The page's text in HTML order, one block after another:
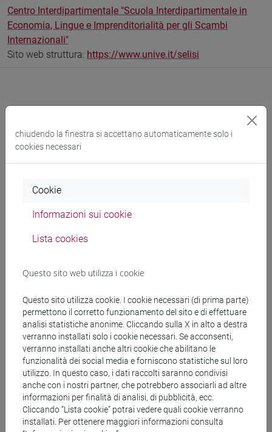
Centro Interdipartimentale "Scuola Interdipartimentale in
Economia, Lingue e Imprenditorialità per gli Scambi
Internazionali"
Sito web struttura: https://www.unive.it/selisi
Didattica
Ricerca
Pubblicazioni
CV
Ricevimento
Martedì 15.00-17.00 a Palazzo Cosulich, secondo piano,
stanza PCos206.
Si prega di controllare gli avvisi per eventuali spostamenti.
Si prega di inviare una mail per segnalare la presenza al
ricevimento e di segnalare un orario di massima, onde
evitare assembramenti e attese innecessarie.
Campus Treviso: vedi orario Venezia; oppure su
appuntamento(scrivere a lucio.decapitani@unive.it) presso
Palazzo San Paolo, studio F(solo se il docente ha lezione o
chiudendo la finestra si accettano automaticamente solo i
cookies necessari
Cookie
Informazioni sui cookie
Lista cookies
Questo sito web utilizza i cookie
Questo sito utilizza cookie. I cookie necessari (di prima parte)
permettono il corretto funzionamento del sito e di effettuare
analisi statistiche anonime. Cliccando sulla X in alto a destra
verranno installati solo i cookie necessari. Se acconsenti,
verranno installati anche altri cookie che abilitano le
funzionalità dei social media e forniscono statistiche sul loro
utilizzo. In questo caso, i dati raccolti saranno condivisi
anche con i nostri partner, che potrebbero associarli ad altre
informazioni per finalità di analisi, di pubblicità, ecc.
Cliccando “Lista cookie” potrai vedere quali cookie verranno
installati. Per ottenere maggiori informazioni consulta